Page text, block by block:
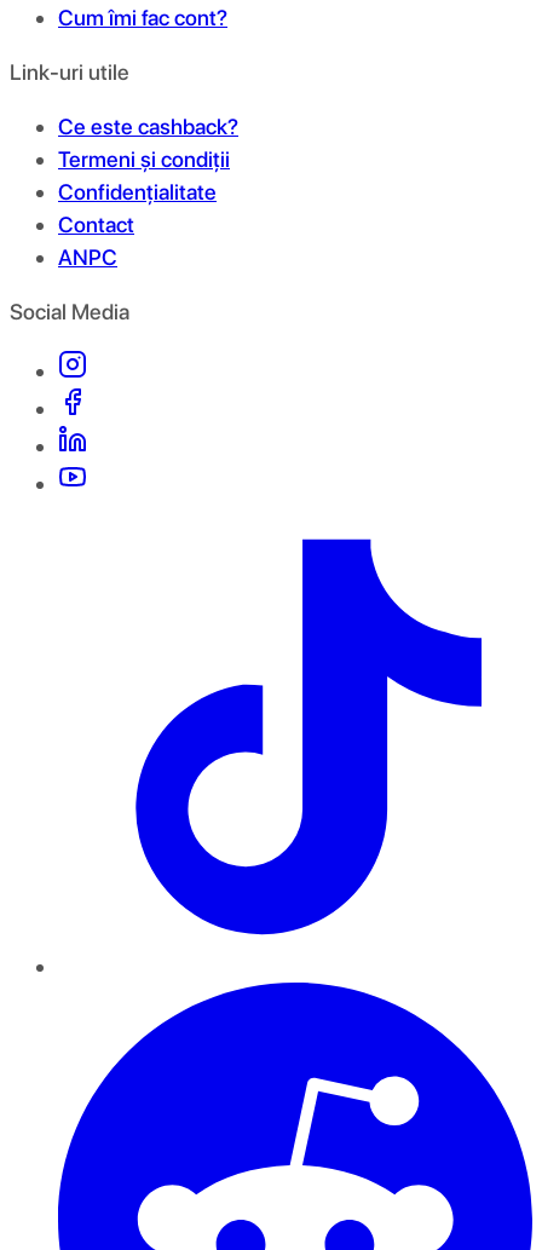
Cum îmi fac cont?
Link-uri utile
Ce este cashback?
Termeni și condiții
Confidențialitate
Contact
ANPC
Social Media